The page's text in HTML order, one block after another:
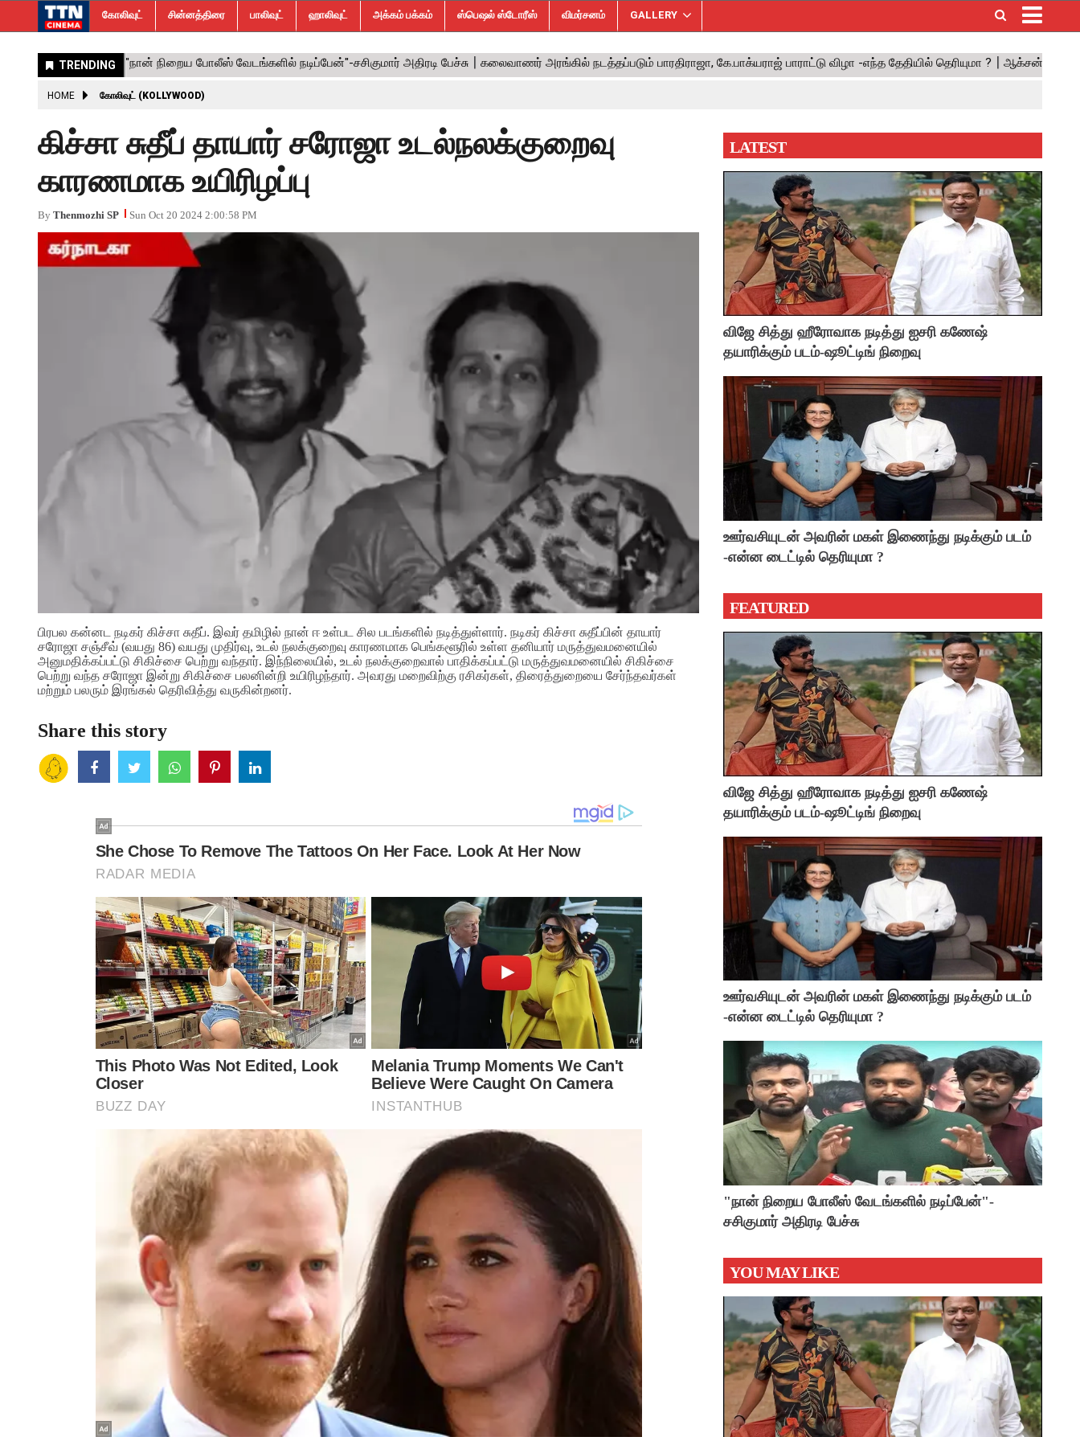
கோலிவுட் சின்னத்திரை பாலிவுட் ஹாலிவுட் அக்கம் பக்கம் ஸ்பெஷல் ஸ்டோரீஸ் விமர்சனம் GALLERY
HOME கோலிவுட் (KOLLYWOOD)
கிச்சா சுதீப் தாயார் சரோஜா உடல்நலக்குறைவு
காரணமாக உயிரிழப்பு
By Thenmozhi SP Sun Oct 20 2024 2:00:58 PM
பிரபல கன்னட நடிகர் கிச்சா சுதீப். இவர் தமிழில் நான் ஈ உள்பட சில படங்களில் நடித்துள்ளார். நடிகர் கிச்சா சுதீப்பின் தாயார்
சரோஜா சஞ்சீவ் (வயது 86) வயது முதிர்வு, உடல் நலக்குறைவு காரணமாக பெங்களூரில் உள்ள தனியார் மருத்துவமனையில்
அனுமதிக்கப்பட்டு சிகிச்சை பெற்று வந்தார். இந்நிலையில், உடல் நலக்குறைவால் பாதிக்கப்பட்டு மருத்துவமனையில் சிகிச்சை
பெற்று வந்த சரோஜா இன்று சிகிச்சை பலனின்றி உயிரிழந்தார். அவரது மறைவிற்கு ரசிகர்கள், திரைத்துறையை சேர்ந்தவர்கள்
மற்றும் பலரும் இரங்கல் தெரிவித்து வருகின்றனர்.
Share this story
LATEST
விஜே சித்து ஹீரோவாக நடித்து ஐசரி கணேஷ்
தயாரிக்கும் படம்-ஷூட்டிங் நிறைவு
ஊர்வசியுடன் அவரின் மகள் இணைந்து நடிக்கும் படம்
-என்ன டைட்டில் தெரியுமா ?
FEATURED
விஜே சித்து ஹீரோவாக நடித்து ஐசரி கணேஷ்
தயாரிக்கும் படம்-ஷூட்டிங் நிறைவு
ஊர்வசியுடன் அவரின் மகள் இணைந்து நடிக்கும் படம்
-என்ன டைட்டில் தெரியுமா ?
"நான் நிறைய போலீஸ் வேடங்களில் நடிப்பேன்"-
சசிகுமார் அதிரடி பேச்சு
YOU MAY LIKE